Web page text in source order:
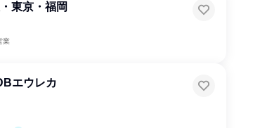
東京・福岡
業
エウレカ